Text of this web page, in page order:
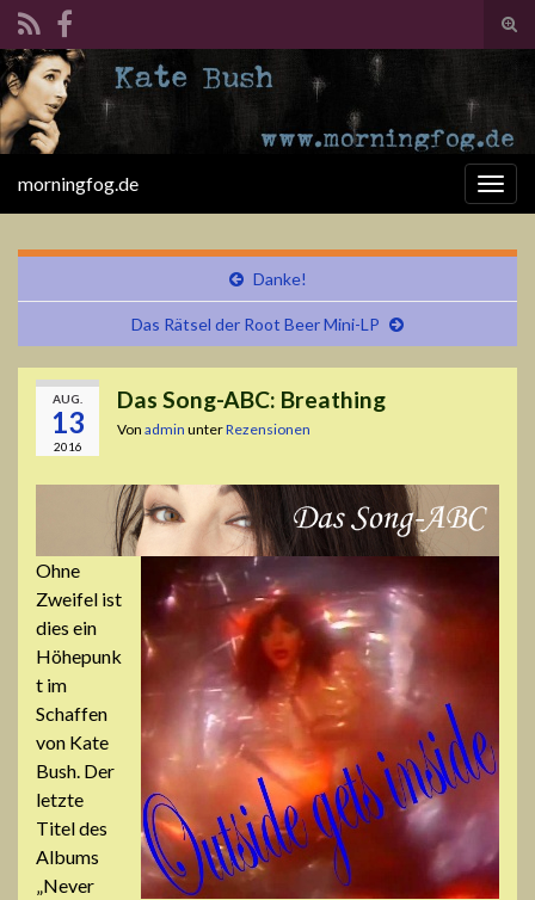
Search for:
morningfog.de
Danke!
Das Rätsel der Root Beer Mini-LP
AUG.
13
2016
Das Song-ABC: Breathing
Von admin unterRezensionen
Ohne
Zweifel ist
dies ein
Höhepunk
t im
Schaffen
von Kate
Bush. Der
letzte
Titel des
Albums
„Never